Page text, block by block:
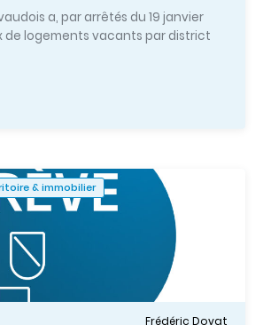
a, par arrêtés du 19 janvier
de logements vacants par district
& immobilier
Frédéric Dovat